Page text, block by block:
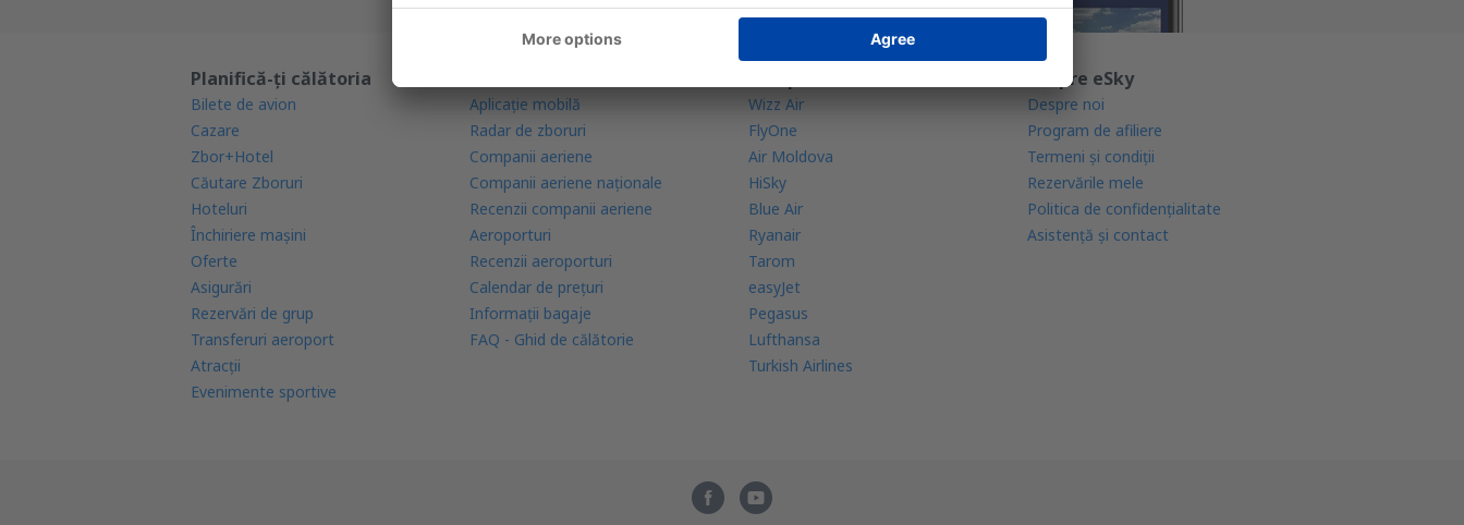
Planifică-ți călătoria
Bilete de avion
Cazare
Zbor+Hotel
Căutare Zboruri
Hoteluri
Închiriere mașini
Oferte
Asigurări
Rezervări de grup
Transferuri aeroport
Atracţii
Evenimente sportive
Aplicație mobilă
Radar de zboruri
Companii aeriene
Companii aeriene naţionale
Recenzii companii aeriene
Aeroporturi
Recenzii aeroporturi
Calendar de prețuri
Informații bagaje
FAQ - Ghid de călătorie
Wizz Air
FlyOne
Air Moldova
HiSky
Blue Air
Ryanair
Tarom
easyJet
Pegasus
Lufthansa
Turkish Airlines
Despre eSky
Despre noi
Program de afiliere
Termeni şi condiţii
Rezervările mele
Politica de confidențialitate
Asistenţă şi contact